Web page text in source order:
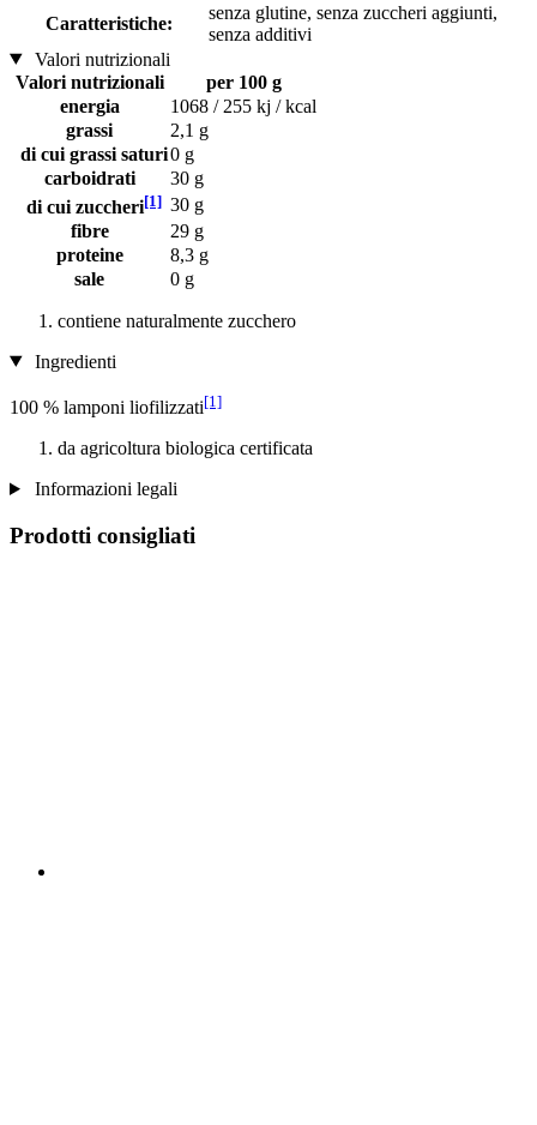
Caratteristiche:
senza glutine, senza zuccheri aggiunti,
senza additivi
Valori nutrizionali
Valori nutrizionali
per 100 g
energia
1068 / 255 kj / kcal
grassi
2,1 g
di cui grassi saturi0 g
carboidrati
30 g
di cui zuccheri[1] 30 g
fibre
29 g
proteine
8,3 g
sale
0 g
contiene naturalmente zucchero
Ingredienti
100 % lamponi liofilizzati[1]
da agricoltura biologica certificata
Informazioni legali
Prodotti consigliati